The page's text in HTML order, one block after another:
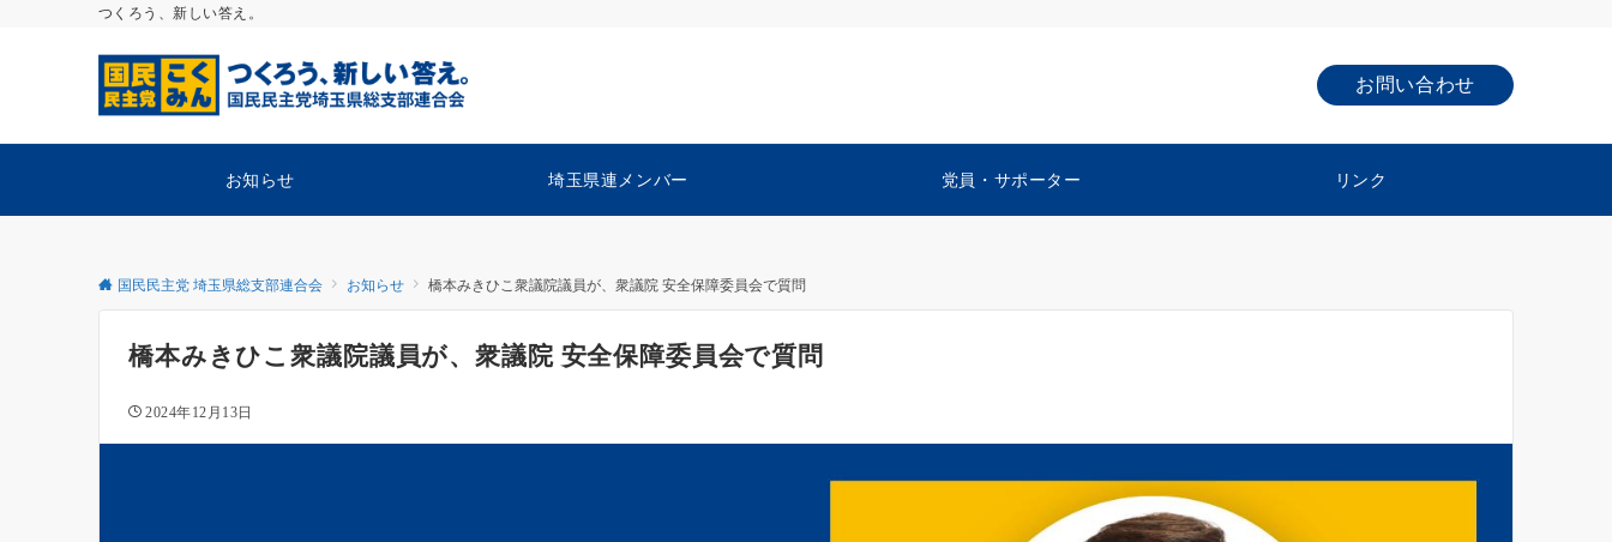
つくろう、新しい答え。
お問い合わせ
お知らせ 埼玉県連メンバー 党員・サポーター リンク
国民民主党 埼玉県総支部連合会 お知らせ 橋本みきひこ衆議院議員が、衆議院 安全保障委員会で質問
橋本みきひこ衆議院議員が、衆議院 安全保障委員会で質問
2024年12月13日